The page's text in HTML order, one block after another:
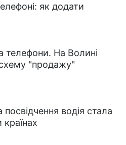
як додати
телефони. На Волині
"продажу"
водія стала